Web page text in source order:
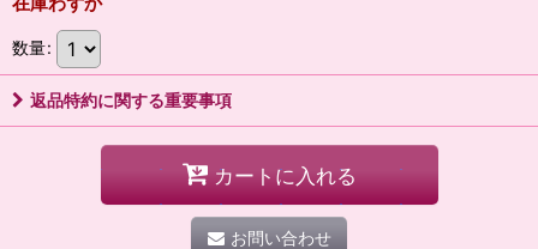
数量:
返品特約に関する重要事項
カートに入れる
お問い合わせ